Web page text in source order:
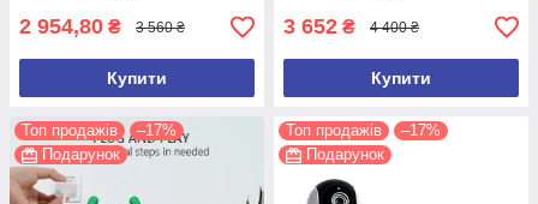
2 954,80 ₴ 3 560 ₴
Купити
3 652 ₴ 4 400 ₴
Купити
Топ продажів
–17%
Подарунок
Топ продажів
–17%
Подарунок